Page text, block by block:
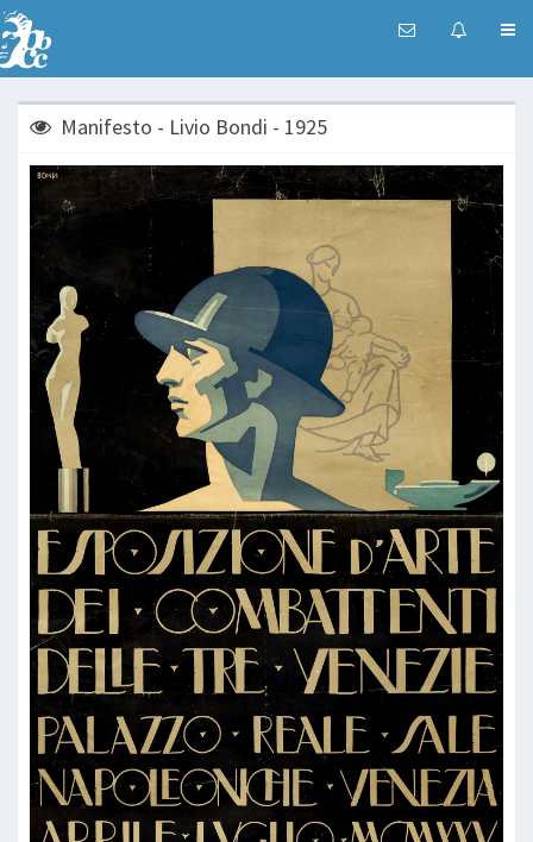
Manifesto - Livio Bondi - 1925